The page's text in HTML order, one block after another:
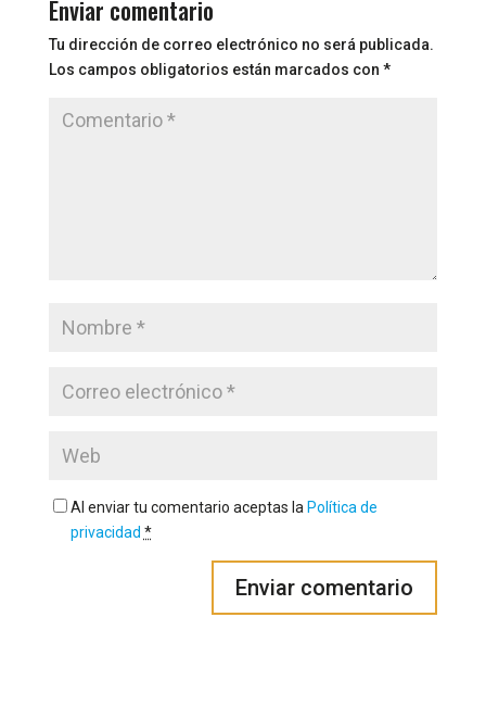
Enviar comentario
Tu dirección de correo electrónico no será publicada.
Los campos obligatorios están marcados con *
Al enviar tu comentario aceptas la Política de
privacidad *